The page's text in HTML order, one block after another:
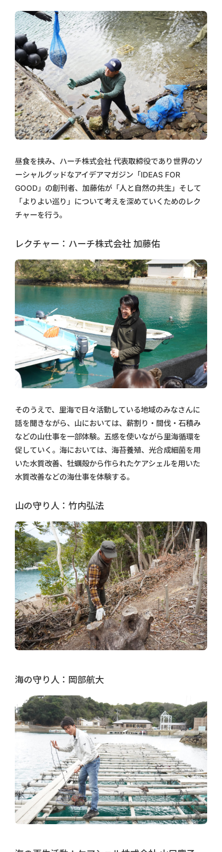
昼食を挟み、ハーチ株式会社 代表取締役であり世界のソ
ーシャルグッドなアイデアマガジン「IDEAS FOR
GOOD」の創刊者、加藤佑が「人と自然の共生」そして
「よりよい巡り」について考えを深めていくためのレク
チャーを行う。
レクチャー：ハーチ株式会社 加藤佑
そのうえで、里海で日々活動している地域のみなさんに
話を聞きながら、山においては、薪割り・間伐・石積み
などの山仕事を一部体験。五感を使いながら里海循環を
促していく。海においては、海苔養殖、光合成細菌を用
いた水質改善、牡蠣殻から作られたケアシェルを用いた
水質改善などの海仕事を体験する。
山の守り人：竹内弘法
海の守り人：岡部航大